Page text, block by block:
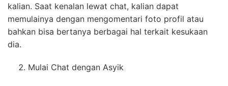
kalian. Saat kenalan lewat chat, kalian dapat
memulainya dengan mengomentari foto profil atau
bahkan bisa bertanya berbagai hal terkait kesukaan
dia.
Mulai Chat dengan Asyik